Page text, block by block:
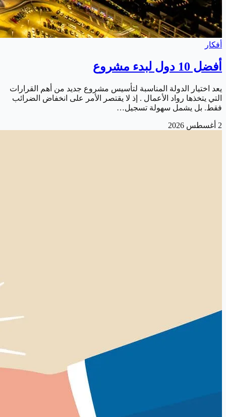
أفكار
أفضل 10 دول لبدء مشروع
يعد اختيار الدولة المناسبة لتأسيس مشروع جديد من أهم القرارات
التي يتخذها رواد الأعمال . إذ لا يقتصر الأمر على انخفاض الضرائب
فقط. بل يشمل سهولة تسجيل…
2 أغسطس 2026